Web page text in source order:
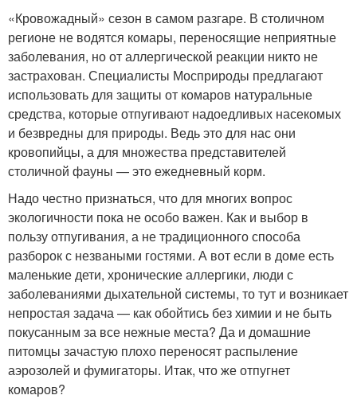
«Кровожадный» сезон в самом разгаре. В столичном
регионе не водятся комары, переносящие неприятные
заболевания, но от аллергической реакции никто не
застрахован. Специалисты Мосприроды предлагают
использовать для защиты от комаров натуральные
средства, которые отпугивают надоедливых насекомых
и безвредны для природы. Ведь это для нас они
кровопийцы, а для множества представителей
столичной фауны — это ежедневный корм.
Надо честно признаться, что для многих вопрос
экологичности пока не особо важен. Как и выбор в
пользу отпугивания, а не традиционного способа
разборок с незваными гостями. А вот если в доме есть
маленькие дети, хронические аллергики, люди с
заболеваниями дыхательной системы, то тут и возникает
непростая задача — как обойтись без химии и не быть
покусанным за все нежные места? Да и домашние
питомцы зачастую плохо переносят распыление
аэрозолей и фумигаторы. Итак, что же отпугнет
комаров?